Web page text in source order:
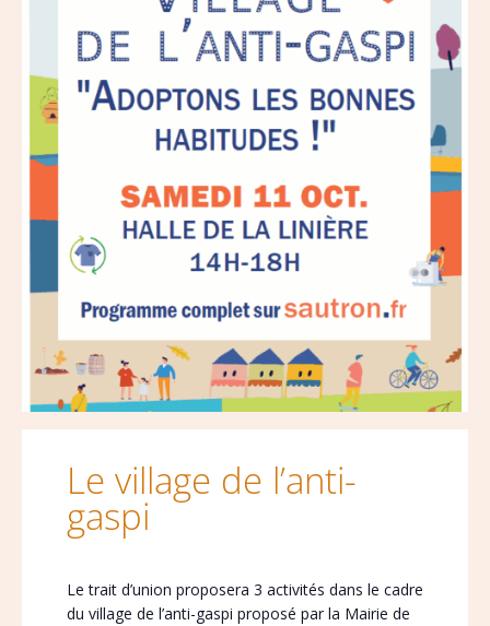
Le village de l’anti-
gaspi
Le trait d’union proposera 3 activités dans le cadre
du village de l’anti-gaspi proposé par la Mairie de